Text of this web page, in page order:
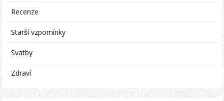
Recenze
Starší vzpomínky
Svatby
Zdraví